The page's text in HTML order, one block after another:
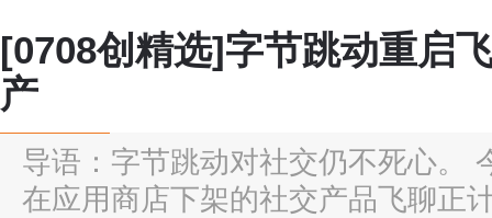
[0708创精选]字节跳动重启
产
导语：字节跳动对社交仍不死心。
在应用商店下架的社交产品飞聊正